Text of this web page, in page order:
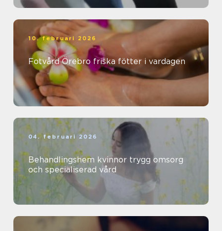
10. februari 2026
Fotvård Örebro friska fötter i vardagen
04. februari 2026
Behandlingshem kvinnor trygg omsorg
och specialiserad vård